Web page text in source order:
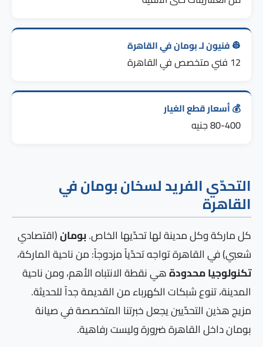
👷 فنيون لـ بومان في القاهرة
12 فني متخصص في القاهرة
💰 أسعار قطع الغيار
80-400 جنيه
التحدّي الفريد لسخان بومان في
القاهرة
كل ماركة وكل مدينة لها تحدّيها الخاص.بومان(اقتصادي
شعبي) في القاهرة تواجه تحدّياً مزدوجاً: من ناحية الماركة،
تكنولوجيا محدودةهي نقطة الانتباه الأهم، ومن ناحية
المدينة، تنوع شبكات الكهرباء من القديمة جداً للحديثة.
مزيج هذين التحدّيين يجعل خبرتنا المتخصصة في صيانة
بومان داخل القاهرة ضرورة وليست رفاهية.